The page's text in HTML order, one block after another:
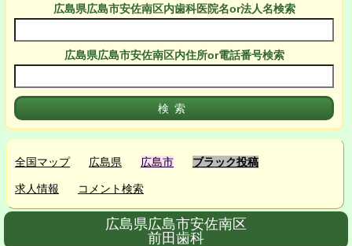
広島県広島市安佐南区内歯科医院名or法人名検索
広島県広島市安佐南区内住所or電話番号検索
全国マップ 広島県 広島市 ブラック投稿
求人情報 コメント検索
広島県広島市安佐南区
前田歯科